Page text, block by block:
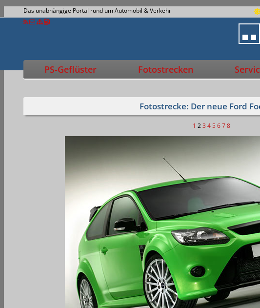
Das unabhängige Portal rund um Automobil & Verkehr
PS-Geflüster Fotostrecken
Fotostrecke: Der neue Ford
1 2 3 4 5 6 7 8